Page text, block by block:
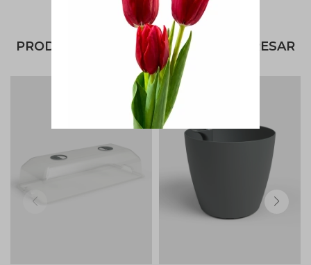
PRODUCTOS QUE TE PUEDEN INTERESAR